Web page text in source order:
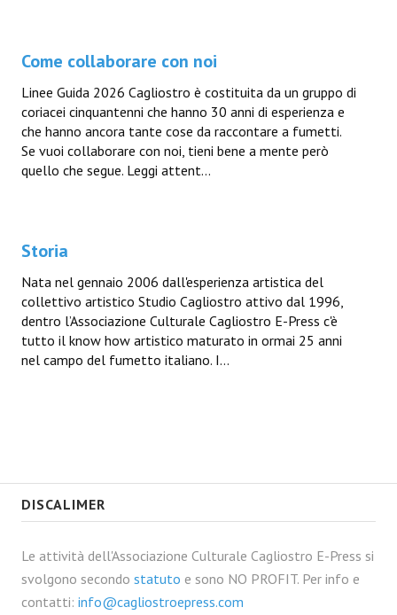
Come collaborare con noi
Linee Guida 2026 Cagliostro è costituita da un gruppo di
coriacei cinquantenni che hanno 30 anni di esperienza e
che hanno ancora tante cose da raccontare a fumetti.
Se vuoi collaborare con noi, tieni bene a mente però
quello che segue. Leggi attent...
Storia
Nata nel gennaio 2006 dall'esperienza artistica del
collettivo artistico Studio Cagliostro attivo dal 1996,
dentro l’Associazione Culturale Cagliostro E-Press c'è
tutto il know how artistico maturato in ormai 25 anni
nel campo del fumetto italiano. I...
DISCALIMER
Le attività dell'Associazione Culturale Cagliostro E-Press si
svolgono secondo statuto e sono NO PROFIT. Per info e
contatti: info@cagliostroepress.com